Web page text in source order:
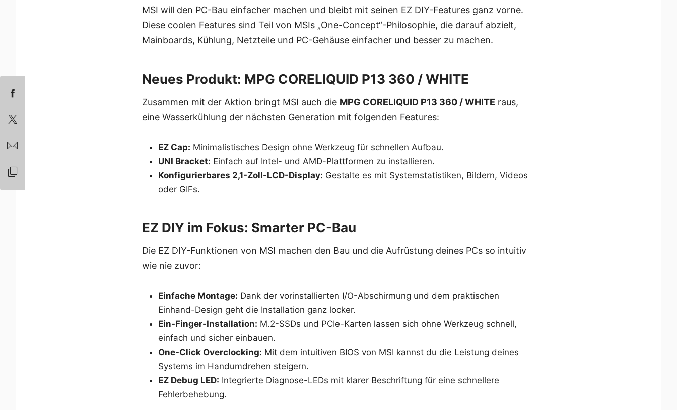
MSI will den PC-Bau einfacher machen und bleibt mit seinen EZ DIY-Features ganz vorne.
Diese coolen Features sind Teil von MSIs „One-Concept“-Philosophie, die darauf abzielt,
Mainboards, Kühlung, Netzteile und PC-Gehäuse einfacher und besser zu machen.
Neues Produkt: MPG CORELIQUID P13 360 / WHITE
Zusammen mit der Aktion bringt MSI auch die MPG CORELIQUID P13 360 / WHITE raus,
eine Wasserkühlung der nächsten Generation mit folgenden Features:
EZ Cap: Minimalistisches Design ohne Werkzeug für schnellen Aufbau.
UNI Bracket: Einfach auf Intel- und AMD-Plattformen zu installieren.
Konfigurierbares 2,1-Zoll-LCD-Display: Gestalte es mit Systemstatistiken, Bildern, Videos
oder GIFs.
EZ DIY im Fokus: Smarter PC-Bau
Die EZ DIY-Funktionen von MSI machen den Bau und die Aufrüstung deines PCs so intuitiv
wie nie zuvor:
Einfache Montage: Dank der vorinstallierten I/O-Abschirmung und dem praktischen
Einhand-Design geht die Installation ganz locker.
Ein-Finger-Installation: M.2-SSDs und PCIe-Karten lassen sich ohne Werkzeug schnell,
einfach und sicher einbauen.
One-Click Overclocking: Mit dem intuitiven BIOS von MSI kannst du die Leistung deines
Systems im Handumdrehen steigern.
EZ Debug LED: Integrierte Diagnose-LEDs mit klarer Beschriftung für eine schnellere
Fehlerbehebung.